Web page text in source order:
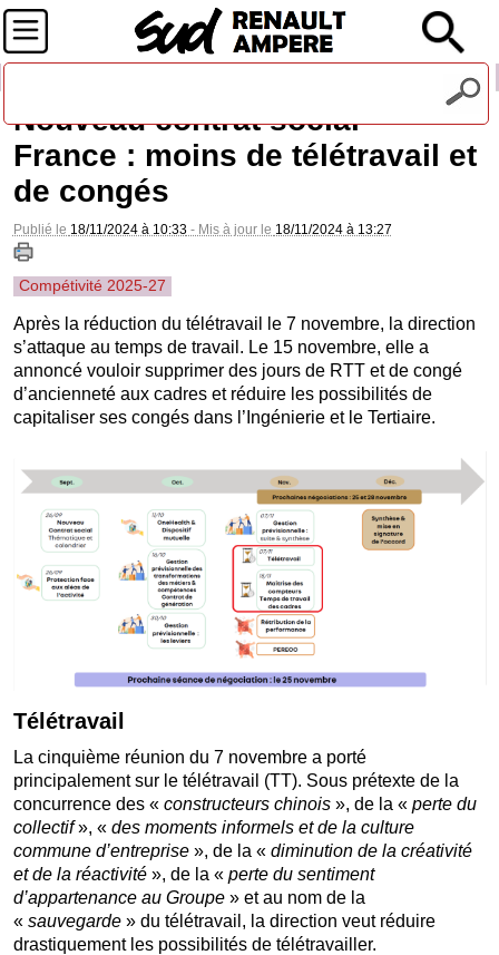
Nouveau contrat social
France : moins de télétravail et
de congés
Publié le 18/11/2024 à 10:33- Mis à jour le 18/11/2024 à 13:27
Compétivité 2025-27
Après la réduction du télétravail le 7 novembre, la direction
s’attaque au temps de travail. Le 15 novembre, elle a
annoncé vouloir supprimer des jours de RTT et de congé
d’ancienneté aux cadres et réduire les possibilités de
capitaliser ses congés dans l’Ingénierie et le Tertiaire.
Télétravail
La cinquième réunion du 7 novembre a porté
principalement sur le télétravail (TT). Sous prétexte de la
concurrence des « constructeurs chinois», de la « perte du
collectif», « des moments informels et de la culture
commune d’entreprise», de la « diminution de la créativité
et de la réactivité», de la « perte du sentiment
d’appartenance au Groupe» et au nom de la
« sauvegarde» du télétravail, la direction veut réduire
drastiquement les possibilités de télétravailler.